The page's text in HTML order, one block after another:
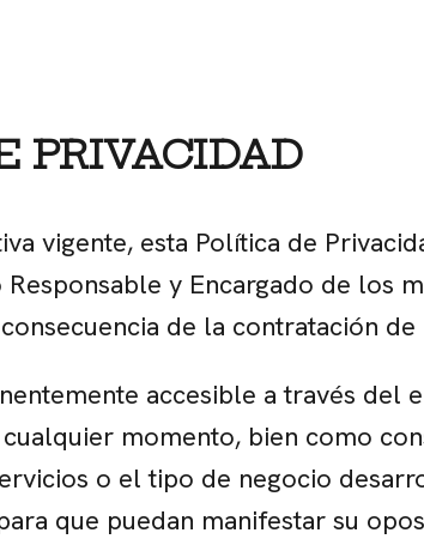
PRIVACIDAD
vigente, esta Política de
y Encargado de los
de la contratación
accesible a través
momento, bien como
o el tipo de negocio
que puedan manifestar su